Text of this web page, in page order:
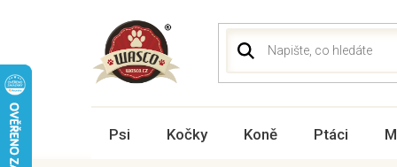
Psi Kočky Koně Ptáci